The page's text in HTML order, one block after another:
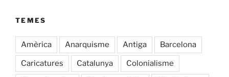
TEMES
Amèrica Anarquisme Antiga Barcelona
Caricatures Catalunya Colonialisme